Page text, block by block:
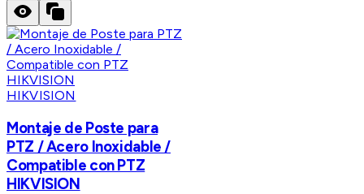
HIKVISION
Montaje de Poste para
PTZ / Acero Inoxidable /
Compatible con PTZ
HIKVISION